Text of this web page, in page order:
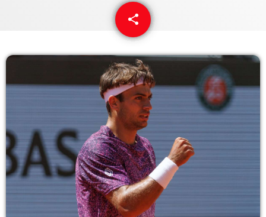
I VOLTI DELLA RADIO
share
email